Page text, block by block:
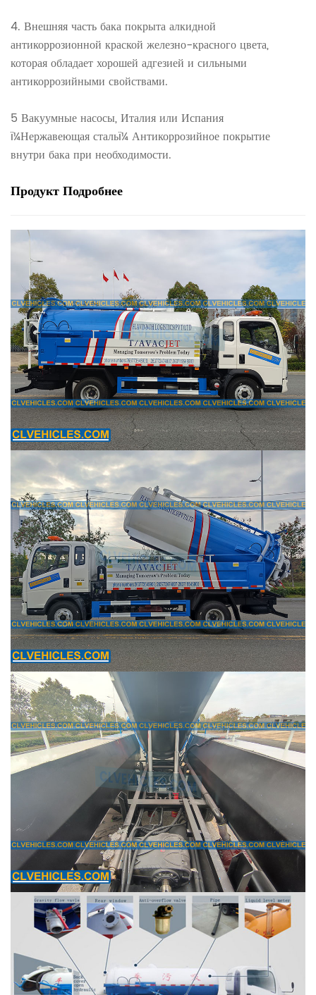
4. Внешняя часть бака покрыта алкидной
антикоррозионной краской железно-красного цвета,
которая обладает хорошей адгезией и сильными
антикоррозийными свойствами.
5 Вакуумные насосы, Италия или Испания
ï¼Нержавеющая стальï¼ Антикоррозийное покрытие
внутри бака при необходимости.
ПродуктПодробнее